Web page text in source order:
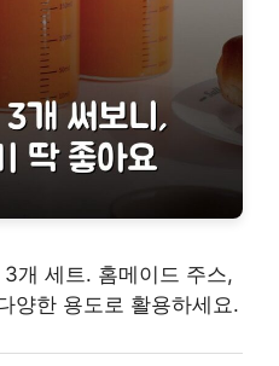
개 세트. 홈메이드 주스,
양한 용도로 활용하세요.